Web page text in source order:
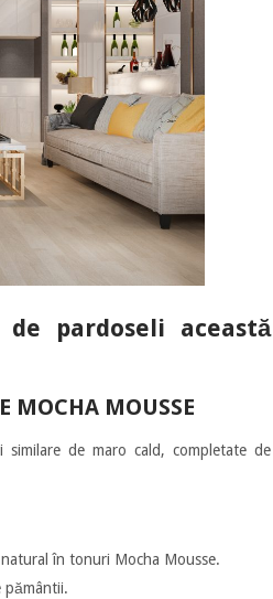
pardoseli această
MOCHA MOUSSE
de maro cald, completate de
în tonuri Mocha Mousse.
pământii.